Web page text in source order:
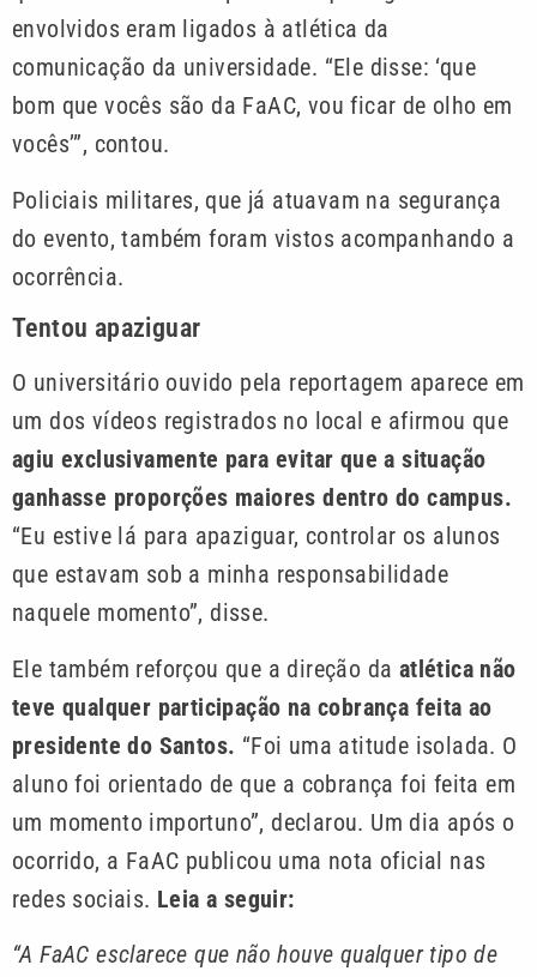
envolvidos eram ligados à atlética da
comunicação da universidade. “Ele disse: ‘que
bom que vocês são da FaAC, vou ficar de olho em
vocês’”, contou.
Policiais militares, que já atuavam na segurança
do evento, também foram vistos acompanhando a
ocorrência.
Tentou apaziguar
O universitário ouvido pela reportagem aparece em
um dos vídeos registrados no local e afirmou que
agiu exclusivamente para evitar que a situação
ganhasse proporções maiores dentro do campus.
“Eu estive lá para apaziguar, controlar os alunos
que estavam sob a minha responsabilidade
naquele momento”, disse.
Ele também reforçou que a direção da atlética não
teve qualquer participação na cobrança feita ao
presidente do Santos. “Foi uma atitude isolada. O
aluno foi orientado de que a cobrança foi feita em
um momento importuno”, declarou. Um dia após o
ocorrido, a FaAC publicou uma nota oficial nas
redes sociais. Leia a seguir:
“A FaAC esclarece que não houve qualquer tipo de